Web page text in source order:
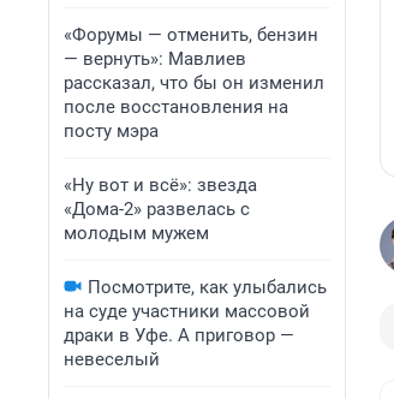
«Форумы — отменить, бензин
— вернуть»: Мавлиев
рассказал, что бы он изменил
после восстановления на
посту мэра
«Ну вот и всё»: звезда
«Дома-2» развелась с
молодым мужем
Посмотрите, как улыбались
на суде участники массовой
драки в Уфе. А приговор —
невеселый